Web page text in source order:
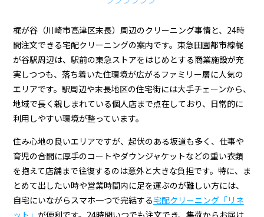
リ
ー
ニ
ン
グ
店
＆
宅
配
梶が谷（川崎市高津区末長）周辺のクリーニング事情と、24時
間注文できる宅配クリーニングの案内です。東急田園都市線梶
が谷駅周辺は、駅前の東急ストアをはじめとする商業施設が充
実しつつも、落ち着いた住環境が広がるファミリー層に人気の
エリアです。駅周辺や末長地区の住宅街には大手チェーンから、
地域で長く親しまれている個人店まで点在しており、日常的に
利用しやすい環境が整っています。
住み心地の良いエリアですが、起伏のある坂道も多く、仕事や
育児の合間に厚手のコートやダウンジャケットなどの重い衣類
を抱えて店舗まで往復するのは意外と大きな負担です。特に、ま
とめて出したい時や営業時間内に足を運ぶのが難しい方には、
自宅にいながらスマホ一つで完結する宅配クリーニング「リネ